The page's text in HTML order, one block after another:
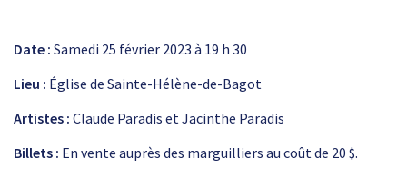
Date : Samedi 25 février 2023 à 19 h 30
Lieu : Église de Sainte-Hélène-de-Bagot
Artistes : Claude Paradis et Jacinthe Paradis
Billets : En vente auprès des marguilliers au coût de 20 $.